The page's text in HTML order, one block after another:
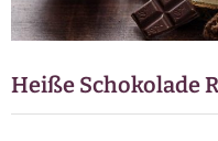
Heiße Schokolade